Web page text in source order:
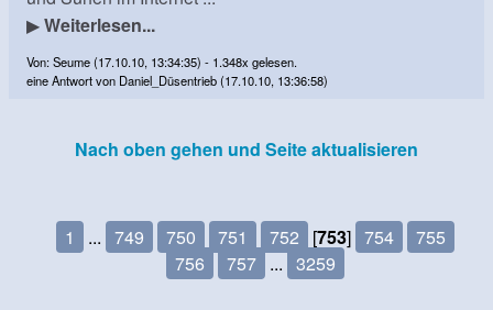
▶Weiterlesen...
Von: Seume (17.10.10, 13:34:35) - 1.348x gelesen.
eine Antwort von Daniel_Düsentrieb (17.10.10, 13:36:58)
Nach oben gehen und Seite aktualisieren
1 ... 749 750 751 752 [753] 754
755
756
757 ... 3259